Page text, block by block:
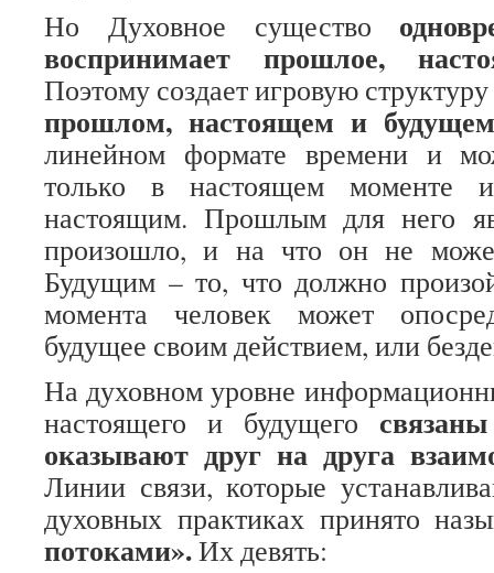
Но Духовное существо
воспринимает прошлое,
Поэтому создает игровую
прошлом, настоящем и будущем
линейном формате времени и
только в настоящем моменте
настоящим. Прошлым для него
произошло, и на что он не
Будущим – то, что должно
момента человек может
будущее своим действием, или
На духовном уровне
настоящего и будущего
оказывают друг на друга
Линии связи, которые
духовных практиках принято
потоками».Их девять: